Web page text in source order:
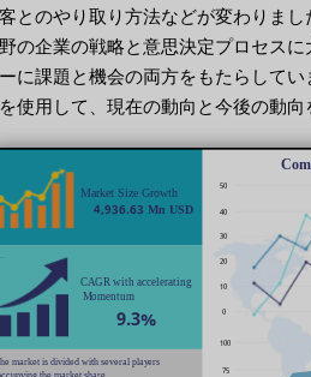
とのやり取り方法などが変わりま
の企業の戦略と意思決定プロセス
に課題と機会の両方をもたらして
使用して、現在の動向と今後の動